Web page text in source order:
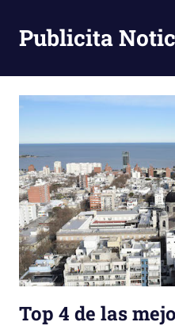
contenido
Publicita
Top 4 de las